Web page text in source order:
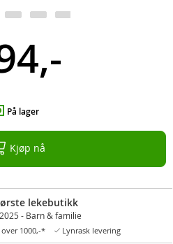
På lager
Kjøp nå
lekebutikk
- Barn & familie
1000,-* Lynrask levering